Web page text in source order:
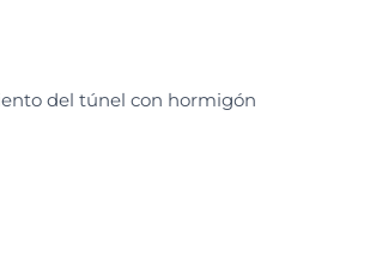
del túnel con hormigón